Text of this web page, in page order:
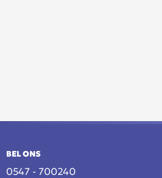
BEL ONS
0547 - 700240